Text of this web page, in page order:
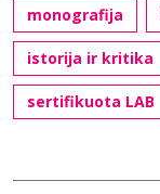
monografija
istorija ir kritika
sertifikuota LAB